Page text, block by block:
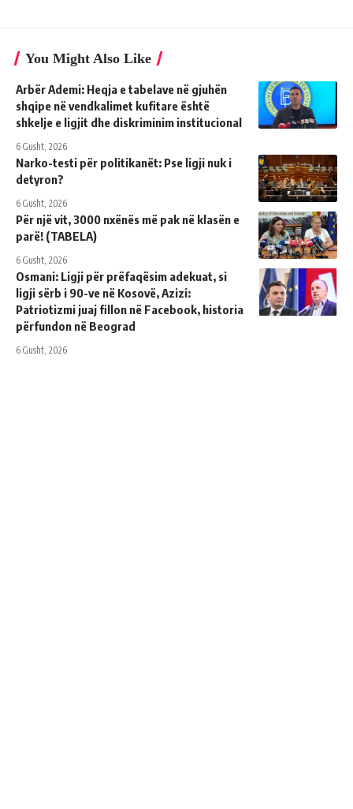
You Might Also Like
Arbër Ademi: Heqja e tabelave në gjuhën
shqipe në vendkalimet kufitare është
shkelje e ligjit dhe diskriminim institucional
6 Gusht, 2026
Narko-testi për politikanët: Pse ligji nuk i
detyron?
6 Gusht, 2026
Për një vit, 3000 nxënës më pak në klasën e
parë! (TABELA)
6 Gusht, 2026
Osmani: Ligji për prëfaqësim adekuat, si
ligji sërb i 90-ve në Kosovë, Azizi:
Patriotizmi juaj fillon në Facebook, historia
përfundon në Beograd
6 Gusht, 2026